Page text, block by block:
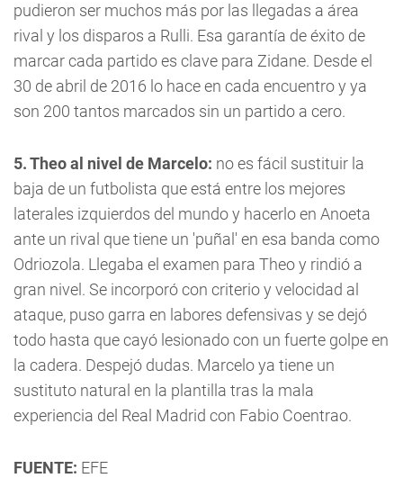
pudieron ser muchos más por las llegadas a área
rival y los disparos a Rulli. Esa garantía de éxito de
marcar cada partido es clave para Zidane. Desde el
30 de abril de 2016 lo hace en cada encuentro y ya
son 200 tantos marcados sin un partido a cero.
5. Theo al nivel de Marcelo: no es fácil sustituir la
baja de un futbolista que está entre los mejores
laterales izquierdos del mundo y hacerlo en Anoeta
ante un rival que tiene un 'puñal' en esa banda como
Odriozola. Llegaba el examen para Theo y rindió a
gran nivel. Se incorporó con criterio y velocidad al
ataque, puso garra en labores defensivas y se dejó
todo hasta que cayó lesionado con un fuerte golpe en
la cadera. Despejó dudas. Marcelo ya tiene un
sustituto natural en la plantilla tras la mala
experiencia del Real Madrid con Fabio Coentrao.
FUENTE: EFE